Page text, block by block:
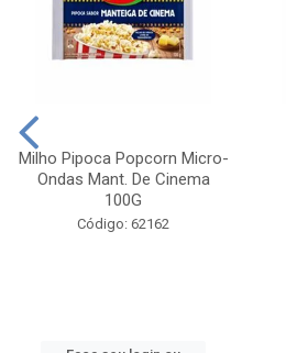
Milho Pipoca Popcorn Micro-
Ondas Mant. De Cinema
100G
Código: 62162